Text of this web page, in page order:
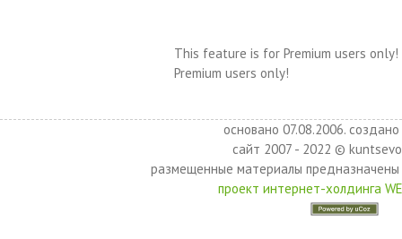
This feature is for Premium users only!
Premium users only!
основано 07.08.2006.
сайт 2007 - 2022 ©
размещенные материалы
проект интернет-холдинга